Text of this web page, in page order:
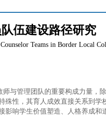
伍建设路径研究
Teams in Border Local
与管理团队的重要构成力量，
殊性，其育人成效直接关系到
影响学生价值塑造、人格养成